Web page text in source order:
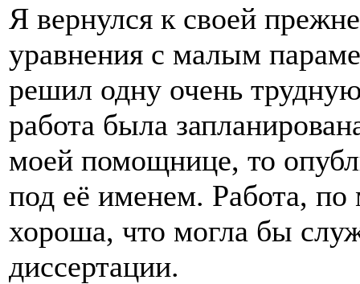
Я вернулся к своей
уравнения с малым
решил одну очень
работа была
моей помощнице, то
под её именем. Работа,
хороша, что могла бы
диссертации.